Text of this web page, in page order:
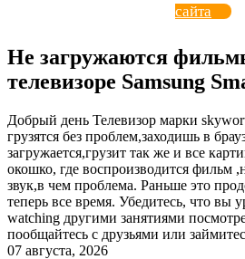
сайта
Не загружаются
телевизоре Samsung
Добрый день Телевизор марки
грузятся без проблем,заходишь в
загружается,грузит так же и все
окошко, где воспроизводится фильм
звук,в чем проблема. Раньше это
теперь все время. Убедитесь, что вы
watching другими занятиями
пообщайтесь с друзьями или
07 августа, 2026